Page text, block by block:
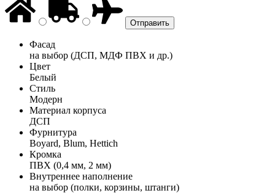
Фасад
на выбор (ДСП, МДФ ПВХ и др.)
Цвет
Белый
Стиль
Модерн
Материал корпуса
ДСП
Фурнитура
Boyard, Blum, Hettich
Кромка
ПВХ (0,4 мм, 2 мм)
Внутреннее наполнение
на выбор (полки, корзины, штанги)